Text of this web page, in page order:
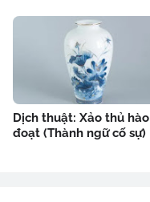
Dịch thuật: Xảo thủ hào
đoạt (Thành ngữ cố sự)